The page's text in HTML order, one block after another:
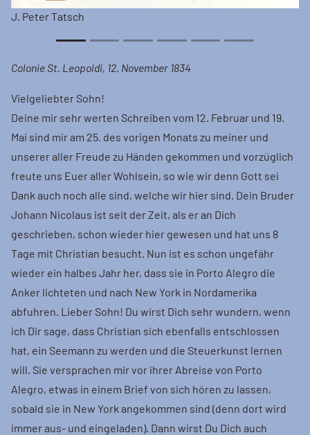
J. Peter Tatsch
Colonie St. Leopoldi, 12. November 1834
Vielgeliebter Sohn!
Deine mir sehr werten Schreiben vom 12. Februar und 19.
Mai sind mir am 25. des vorigen Monats zu meiner und
unserer aller Freude zu Händen gekommen und vorzüglich
freute uns Euer aller Wohlsein, so wie wir denn Gott sei
Dank auch noch alle sind, welche wir hier sind. Dein Bruder
Johann Nicolaus ist seit der Zeit, als er an Dich
geschrieben, schon wieder hier gewesen und hat uns 8
Tage mit Christian besucht. Nun ist es schon ungefähr
wieder ein halbes Jahr her, dass sie in Porto Alegro die
Anker lichteten und nach New York in Nordamerika
abfuhren. Lieber Sohn! Du wirst Dich sehr wundern, wenn
ich Dir sage, dass Christian sich ebenfalls entschlossen
hat, ein Seemann zu werden und die Steuerkunst lernen
will. Sie versprachen mir vor ihrer Abreise von Porto
Alegro, etwas in einem Brief von sich hören zu lassen,
sobald sie in New York angekommen sind (denn dort wird
immer aus- und eingeladen). Dann wirst Du Dich auch